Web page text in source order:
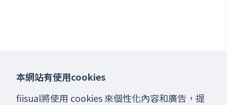
本網站有使用cookies
fiisual將使用 cookies 來個性化內容和廣告，提